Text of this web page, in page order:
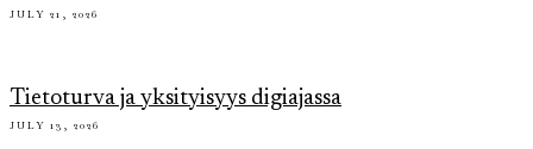
JULY 21, 2026
Tietoturva ja yksityisyys digiajassa
JULY 13, 2026